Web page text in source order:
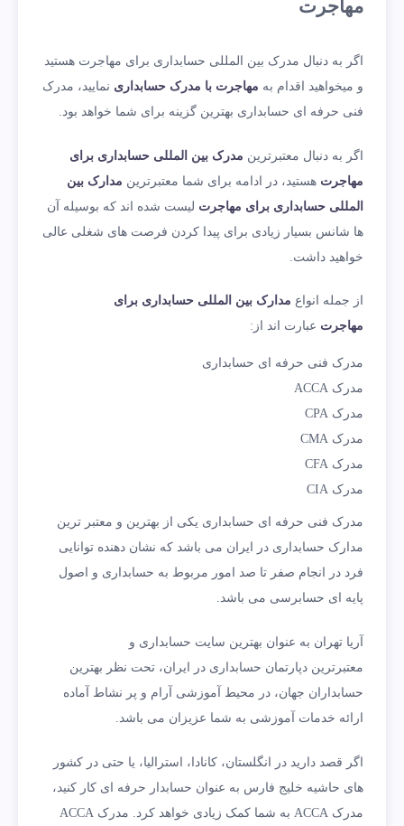
مهاجرت
اگر به دنبال مدرک بین المللی حسابداری برای مهاجرت هستید
و میخواهید اقدام به مهاجرت با مدرک حسابداری نمایید، مدرک
فنی حرفه ای حسابداری بهترین گزینه برای شما خواهد بود.
اگر به دنبال معتبرترین مدرک بین المللی حسابداری برای
مهاجرت هستید، در ادامه برای شما معتبرترین مدارک بین
المللی حسابداری برای مهاجرت لیست شده اند که بوسیله آن
ها شانس بسیار زیادی برای پیدا کردن فرصت های شغلی عالی
خواهید داشت.
از جمله انواع مدارک بین المللی حسابداری برای
مهاجرت عبارت اند از:
مدرک فنی حرفه ای حسابداری
مدرک ACCA
مدرک CPA
مدرک CMA
مدرک CFA
مدرک CIA
مدرک فنی حرفه ای حسابداری یکی از بهترین و معتبر ترین
مدارک حسابداری در ایران می باشد که نشان دهنده توانایی
فرد در انجام صفر تا صد امور مربوط به حسابداری و اصول
پایه ای حسابرسی می باشد.
آریا تهران به عنوان بهترین سایت حسابداری و
معتبرترین دپارتمان حسابداری در ایران، تحت نظر بهترین
حسابداران جهان، در محیط آموزشی آرام و پر نشاط آماده
ارائه خدمات آموزشی به شما عزیزان می باشد.
اگر قصد دارید در انگلستان، کانادا، استرالیا، یا حتی در کشور
های حاشیه خلیج فارس به عنوان حسابدار حرفه ای کار کنید،
مدرک ACCA به شما کمک زیادی خواهد کرد. مدرک ACCA